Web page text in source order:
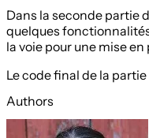
Dans la seconde partie
quelques
la voie pour une mise
Le code final de la partie
Authors